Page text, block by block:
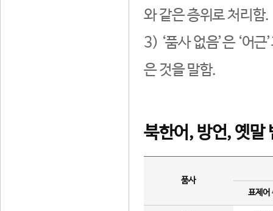
와 같은 층위로 처리함.
3) ‘품사 없음’은 ‘어
은 것을 말함.
북한어, 방언, 옛말
품사
표제어